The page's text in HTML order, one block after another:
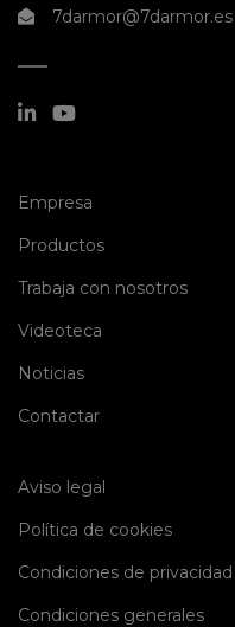
7darmor@7darmor.es
Empresa
Productos(current)
Trabaja con nosotros
Videoteca
Noticias(current)
Contactar(current)
Aviso legal
Política de cookies
Condiciones de privacidad
Condiciones generales